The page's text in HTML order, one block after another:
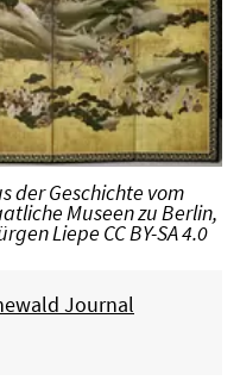
der Geschichte vom
Museen zu Berlin,
Liepe CC BY-SA 4.0
Journal